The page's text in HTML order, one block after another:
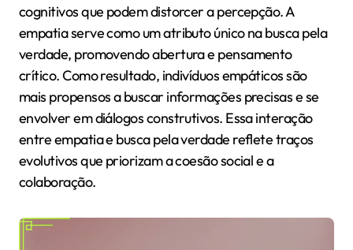
cognitivos que podem distorcer a percepção. A
empatia serve como um atributo único na busca pela
verdade, promovendo abertura e pensamento
crítico. Como resultado, indivíduos empáticos são
mais propensos a buscar informações precisas e se
envolver em diálogos construtivos. Essa interação
entre empatia e busca pela verdade reflete traços
evolutivos que priorizam a coesão social e a
colaboração.